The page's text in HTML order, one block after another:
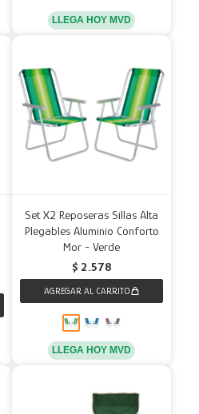
LLEGA HOY MVD
Set X2 Reposeras Sillas Alta
Plegables Aluminio Conforto
Mor - Verde
$ 2.578
LLEGA HOY MVD